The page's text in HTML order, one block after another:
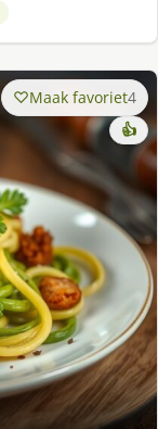
Maak favoriet4
👍